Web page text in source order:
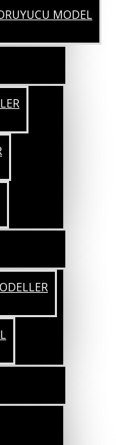
MODEL